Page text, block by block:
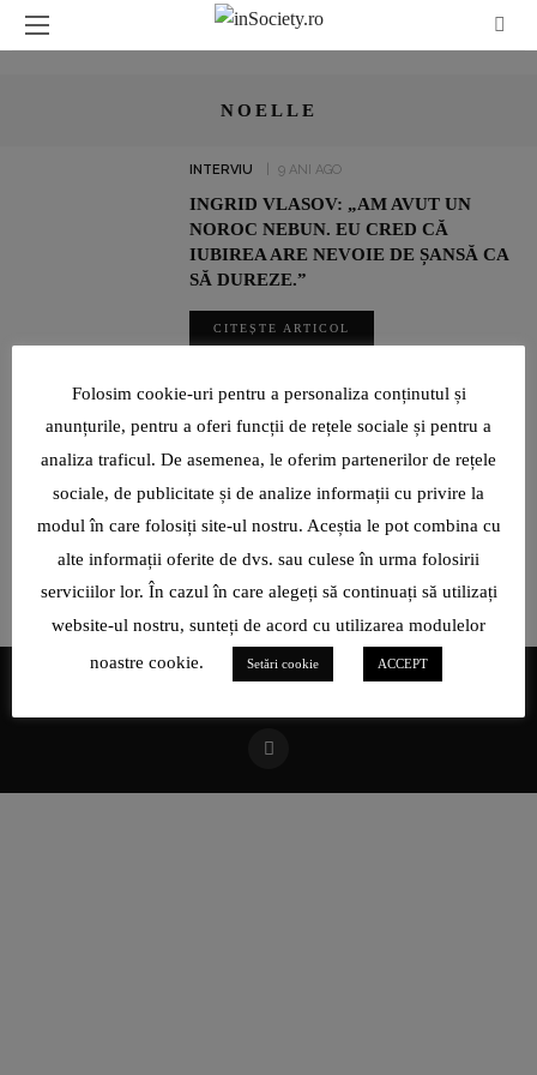
NOELLE
INTERVIU 9 ANI AGO
INGRID VLASOV: „AM AVUT UN
NOROC NEBUN. EU CRED CĂ
IUBIREA ARE NEVOIE DE ȘANSĂ CA
SĂ DUREZE.”
CITEȘTE ARTICOL
SHARE
ADRIAN ȘOVEA FACE BINE PRIN SPORT: ALEARGĂ PENTRU
CAUZE SOCIALE ȘI PENTRU A ÎMPLINI VISURILE ALTORA
Folosim cookie-uri pentru a personaliza conținutul și
anunțurile, pentru a oferi funcții de rețele sociale și pentru a
analiza traficul. De asemenea, le oferim partenerilor de rețele
sociale, de publicitate și de analize informații cu privire la
modul în care folosiți site-ul nostru. Aceștia le pot combina cu
alte informații oferite de dvs. sau culese în urma folosirii
serviciilor lor. În cazul în care alegeți să continuați să utilizați
website-ul nostru, sunteți de acord cu utilizarea modulelor
noastre cookie.
Setări cookie ACCEPT